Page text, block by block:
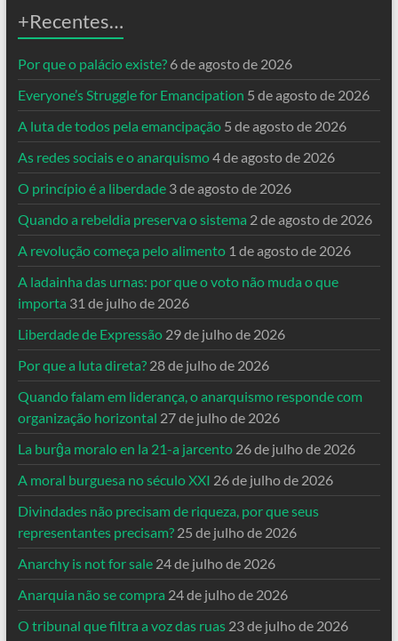
+Recentes…
Por que o palácio existe? 6 de agosto de 2026
Everyone’s Struggle for Emancipation 5 de agosto de 2026
A luta de todos pela emancipação 5 de agosto de 2026
As redes sociais e o anarquismo4 de agosto de 2026
O princípio é a liberdade 3 de agosto de 2026
Quando a rebeldia preserva o sistema 2 de agosto de 2026
A revolução começa pelo alimento 1 de agosto de 2026
A ladainha das urnas: por que o voto não muda o que
importa 31 de julho de 2026
Liberdade de Expressão 29 de julho de 2026
Por que a luta direta? 28 de julho de 2026
Quando falam em liderança, o anarquismo responde com
organização horizontal 27 de julho de 2026
La burĝa moralo en la 21-a jarcento 26 de julho de 2026
A moral burguesa no século XXI 26 de julho de 2026
Divindades não precisam de riqueza, por que seus
representantes precisam? 25 de julho de 2026
Anarchy is not for sale 24 de julho de 2026
Anarquia não se compra 24 de julho de 2026
O tribunal que filtra a voz das ruas 23 de julho de 2026